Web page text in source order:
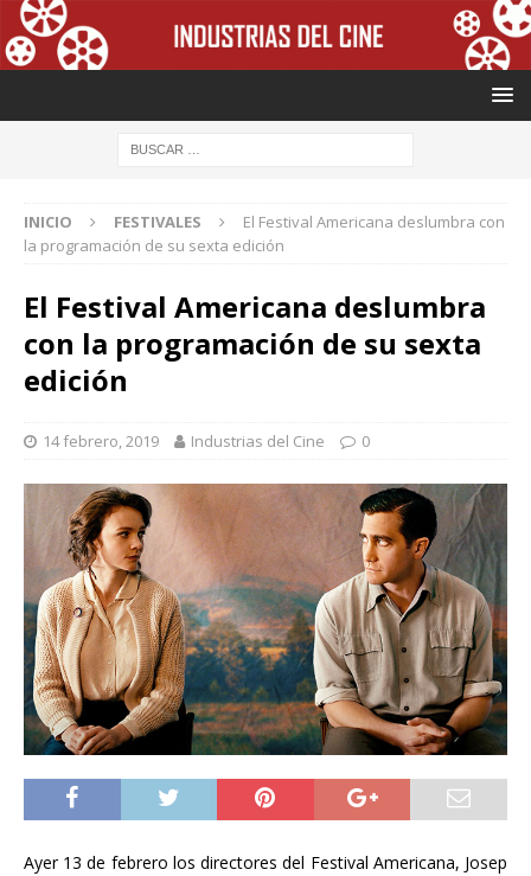
INICIO FESTIVALES
El Festival Americana deslumbra con
la programación de su sexta edición
El Festival Americana deslumbra
con la programación de su sexta
edición
14 febrero, 2019 Industrias del Cine 0
Ayer 13 de febrero los directores del Festival Americana, Josep